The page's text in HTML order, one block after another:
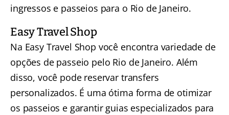
ingressos e passeios para o Rio de Janeiro.
Easy Travel Shop
Na Easy Travel Shop você encontra variedade de
opções de passeio pelo Rio de Janeiro. Além
disso, você pode reservar transfers
personalizados. É uma ótima forma de otimizar
os passeios e garantir guias especializados para